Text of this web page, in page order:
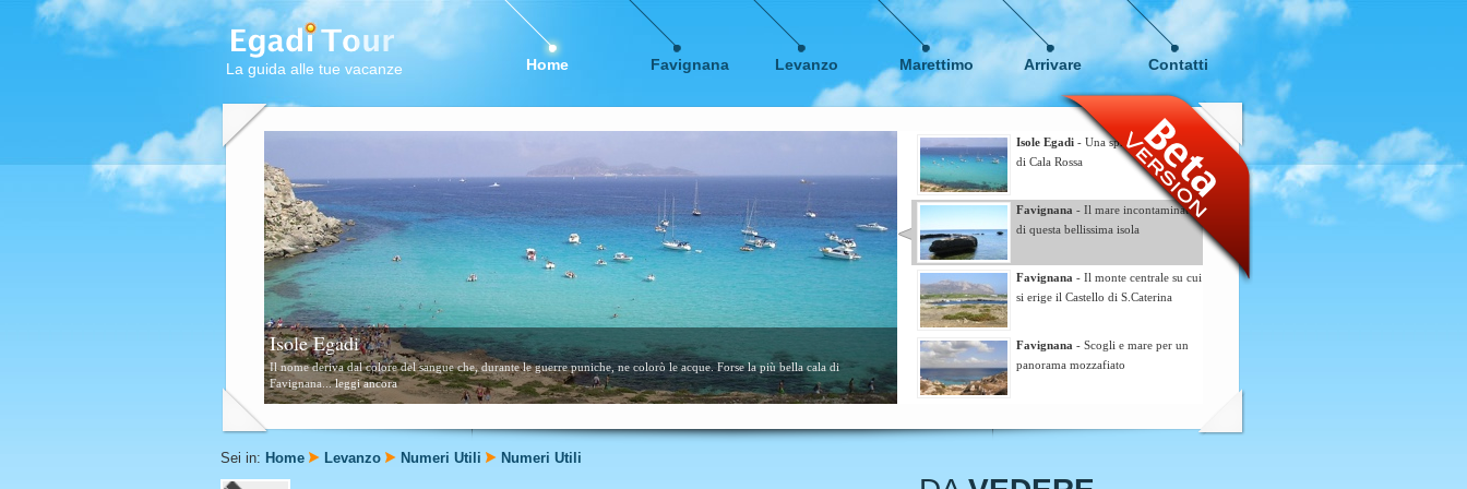
La guida alle tue vacanze Home Favignana Levanzo Marettimo Arrivare Contatti
Isole Egadi - Una splendita veduta
di Cala Rossa
Favignana - Il mare incontaminato
di questa bellissima isola
Favignana - Il monte centrale su cui
si erige il Castello di S.Caterina
Favignana - Scogli e mare per un
panorama mozzafiato
Favignana
Questa zona è formata da scogli e piccolissime calette sabbiose. Consigliata a tutti, specialmente ai bambini....leggi ancora
Sei in: Home Levanzo Numeri Utili Numeri Utili